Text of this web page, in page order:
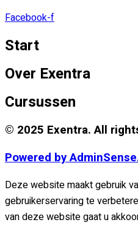
Facebook-f
Start
Over Exentra
Cursussen
© 2025 Exentra. All
Powered by
Deze website maakt gebruik
gebruikerservaring te
van deze website gaat u